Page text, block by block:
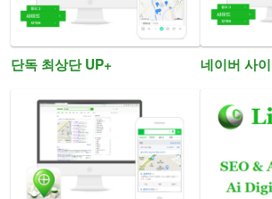
네이버seo
기술도구
단독 최상단 UP+ 네이버 사